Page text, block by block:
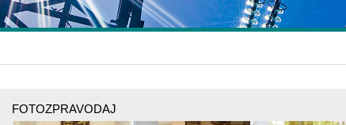
FOTOZPRAVODAJ